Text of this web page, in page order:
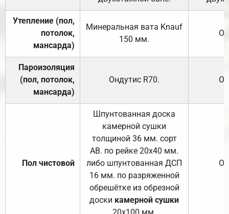
Утепление (пол,
потолок,
мансарда)
Минеральная вата Knauf
150 мм.
Пароизоляция
(пол, потолок,
мансарда)
Ондутис R70.
Пол чистовой
Шпунтованная доска
камерной сушки
толщиной 36 мм. сорт
АВ. по рейке 20х40 мм.
либо шпунтованная ДСП
16 мм. по разряженной
обрешётке из обрезной
доски камерной сушки
20х100 мм.